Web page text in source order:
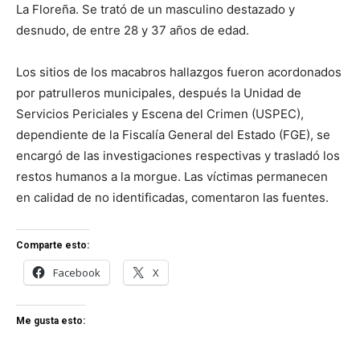
La Floreña. Se trató de un masculino destazado y
desnudo, de entre 28 y 37 años de edad.
Los sitios de los macabros hallazgos fueron acordonados
por patrulleros municipales, después la Unidad de
Servicios Periciales y Escena del Crimen (USPEC),
dependiente de la Fiscalía General del Estado (FGE), se
encargó de las investigaciones respectivas y trasladó los
restos humanos a la morgue. Las víctimas permanecen
en calidad de no identificadas, comentaron las fuentes.
Comparte esto:
Facebook X
Me gusta esto: